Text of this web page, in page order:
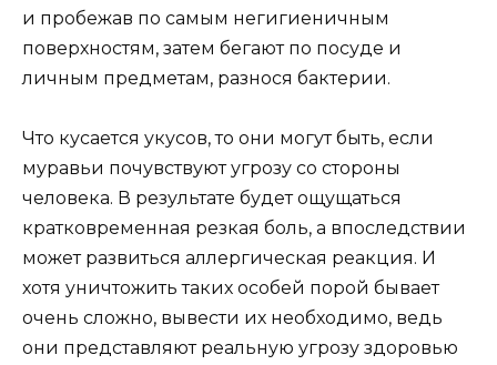
и пробежав по самым негигиеничным
поверхностям, затем бегают по посуде и
личным предметам, разнося бактерии.
Что кусается укусов, то они могут быть, если
муравьи почувствуют угрозу со стороны
человека. В результате будет ощущаться
кратковременная резкая боль, а впоследствии
может развиться аллергическая реакция. И
хотя уничтожить таких особей порой бывает
очень сложно, вывести их необходимо, ведь
они представляют реальную угрозу здоровью